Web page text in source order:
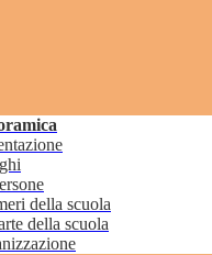
della scuola
della scuola